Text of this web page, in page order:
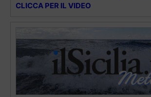
CLICCA PER IL VIDEO